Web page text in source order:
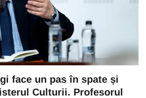
face un pas în spate și
Culturii. Profesorul